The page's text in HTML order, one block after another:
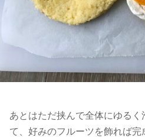
あとはただ挟んで全体にゆる
て、好みのフルーツを飾れば完